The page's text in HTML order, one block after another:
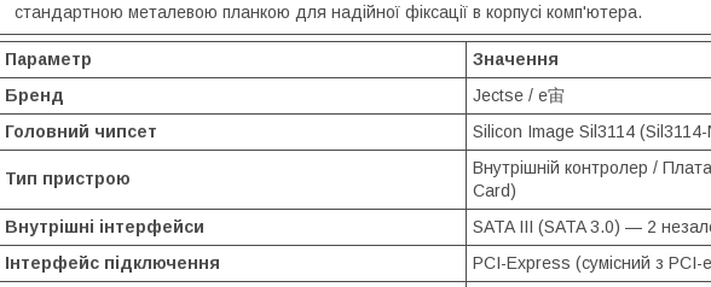
стандартною металевою планкою для надійної фіксації в корпусі комп'ютера.
Параметр
Значення
Бренд
Jectse / e宙
Головний чипсет
Silicon Image Sil3114 (Sil3114-
Тип пристрою
Внутрішній контролер /
Card)
Внутрішні інтерфейси
SATA III (SATA 3.0) — 2
Інтерфейс підключення
PCI-Express (сумісний з